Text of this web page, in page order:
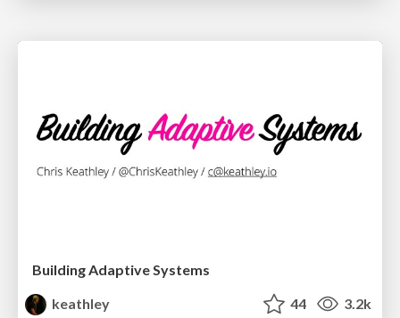
Building Adaptive Systems
keathley
44 3.2k